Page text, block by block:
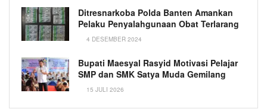
Ditresnarkoba Polda Banten Amankan
Pelaku Penyalahgunaan Obat Terlarang
4 DESEMBER 2024
Bupati Maesyal Rasyid Motivasi Pelajar
SMP dan SMK Satya Muda Gemilang
15 JULI 2026